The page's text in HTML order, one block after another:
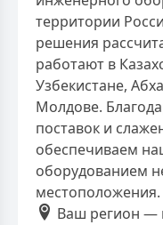
территории
решения
работают в
Узбекистане,
Молдове.
поставок и
обеспечиваем
оборудованием
местоположения.
Ваш регион —